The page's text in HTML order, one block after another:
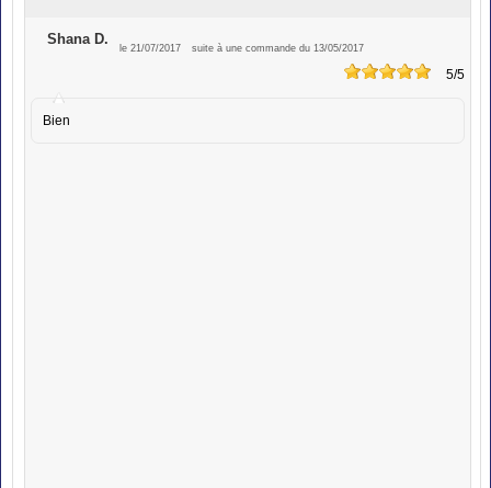
Shana D.
le 21/07/2017 suite à une commande du 13/05/2017
5/5
Bien